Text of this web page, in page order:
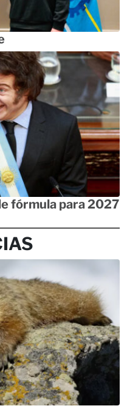
fórmula para 2027